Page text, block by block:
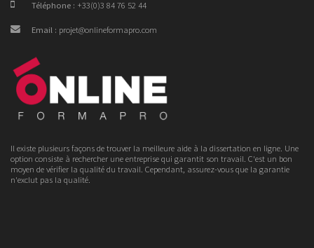
Téléphone : +33(0)3 84 76 52 44
Email : projet@onlineformapro.com
Il existe plusieurs façons de trouver la meilleure aide à la dissertation en ligne. Une
option consiste à rechercher une entreprise qui garantit son travail. C'est un bon
moyen de vérifier la qualité du travail. Cependant, assurez-vous que la garantie
n'exclut pas la qualité.